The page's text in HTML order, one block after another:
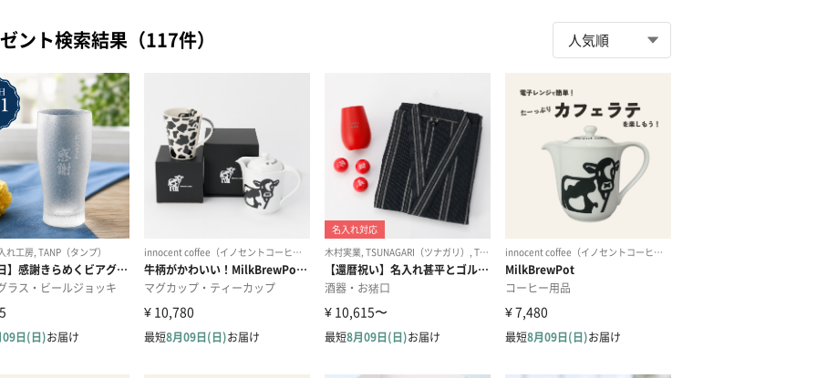
ント検索結果（117件）